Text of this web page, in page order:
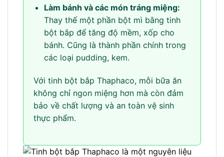
Làm bánh và các món tráng miệng:
Thay thế một phần bột mì bằng tinh
bột bắp để tăng độ mềm, xốp cho
bánh. Cũng là thành phần chính trong
các loại pudding, kem.
Với tinh bột bắp Thaphaco, mỗi bữa ăn
không chỉ ngon miệng hơn mà còn đảm
bảo về chất lượng và an toàn vệ sinh
thực phẩm.